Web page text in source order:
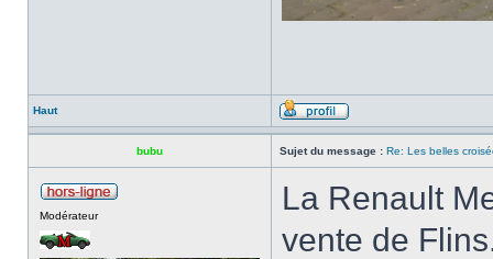
Haut
bubu Sujet du message : Re: Les belles
Modérateur
La Renault
vente de